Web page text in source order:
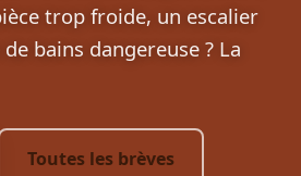
trop froide, un escalier
bains dangereuse ? La
Toutes les brèves